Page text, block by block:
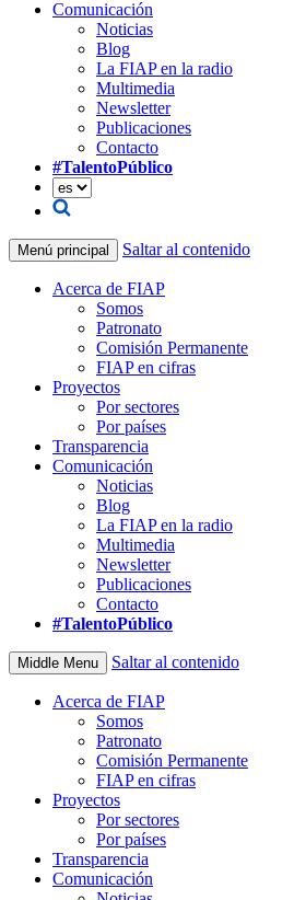
Comunicación
Noticias
Blog
La FIAP en la radio
Multimedia
Newsletter
Publicaciones
Contacto
#TalentoPúblico
Menú principal Saltar al contenido
Acerca de FIAP
Somos
Patronato
Comisión Permanente
FIAP en cifras
Proyectos
Por sectores
Por países
Transparencia
Comunicación
Noticias
Blog
La FIAP en la radio
Multimedia
Newsletter
Publicaciones
Contacto
#TalentoPúblico
Middle Menu Saltar al contenido
Acerca de FIAP
Somos
Patronato
Comisión Permanente
FIAP en cifras
Proyectos
Por sectores
Por países
Transparencia
Comunicación